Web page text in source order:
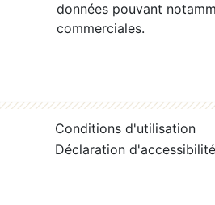
données pouvant
commerciales.
Conditions d'utilisation
Déclaration